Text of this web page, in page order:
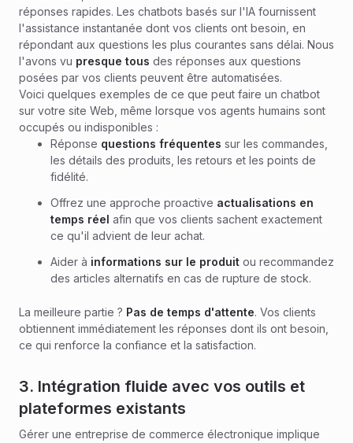
réponses rapides. Les chatbots basés sur l'IA fournissent
l'assistance instantanée dont vos clients ont besoin, en
répondant aux questions les plus courantes sans délai. Nous
l'avons vu presque tous des réponses aux questions
posées par vos clients peuvent être automatisées.
Voici quelques exemples de ce que peut faire un chatbot
sur votre site Web, même lorsque vos agents humains sont
occupés ou indisponibles :
Réponse questions fréquentes sur les commandes,
les détails des produits, les retours et les points de
fidélité.
Offrez une approche proactive actualisations en
temps réel afin que vos clients sachent exactement
ce qu'il advient de leur achat.
Aider à informations sur le produit ou recommandez
des articles alternatifs en cas de rupture de stock.
La meilleure partie ? Pas de temps d'attente. Vos clients
obtiennent immédiatement les réponses dont ils ont besoin,
ce qui renforce la confiance et la satisfaction.
3. Intégration fluide avec vos outils et
plateformes existants
Gérer une entreprise de commerce électronique implique